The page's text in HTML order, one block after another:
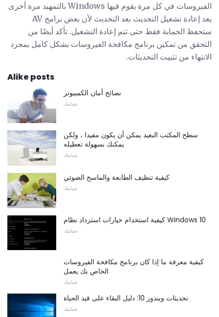
الفيروسات في كل مرة يقوم فيها Windows بالتمهيد مرة أخرى
بعد إعادة تشغيل التحديث بعد التحديث لأن بعض برامج AV
ستحفظ الحماية فقط حتى تتم إعادة التشغيل. تأكد أيضًا من
التحقق من تمكين برنامج مكافحة الفيروسات بشكل كامل بمجرد
الانتهاء من تثبيت التحديثات.
Alike posts
نصائح أمان الكمبيوتر
شبابيك
سطح المكتب البعيد يمكن أن يكون مفيدا ، ولكن
يمكنك بسهولة تعطيله
شبابيك
كيفية تنظيف الطابعة والماسح الضوئي
شبابيك
كيفية استخدام خيارات استرداد نظام Windows 10
شبابيك
كيفية معرفة ما إذا كان برنامج مكافحة الفيروسات
الخاص بك يعمل
شبابيك
تحديثات ويندوز 10: دليل البقاء على قيد الحياة
شبابيك